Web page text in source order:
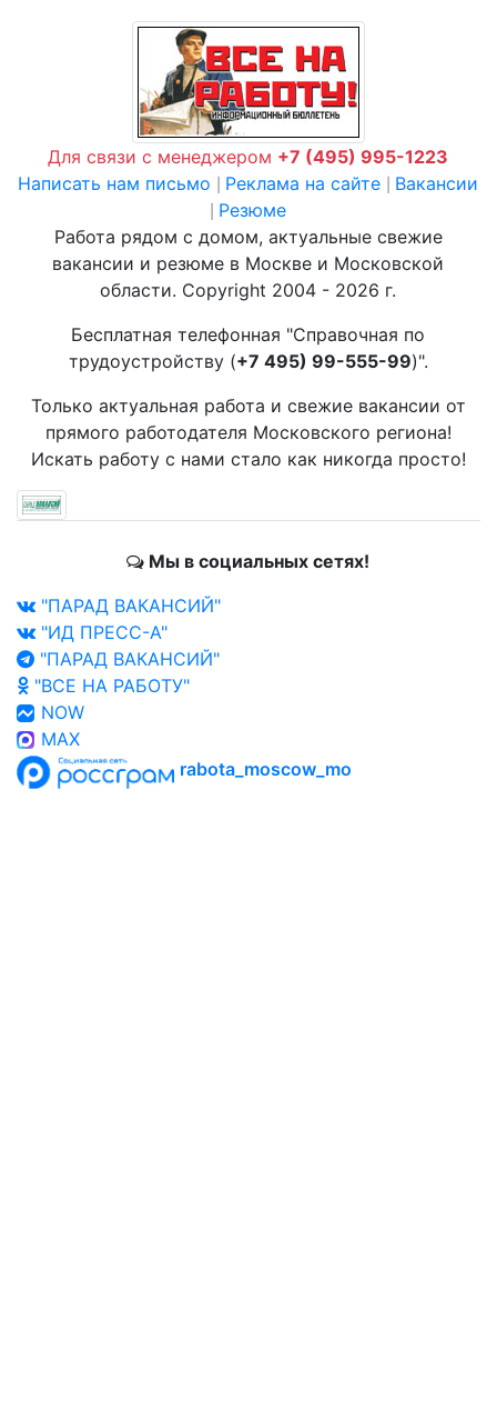
Для связи с менеджером +7 (495) 995-1223
Написать нам письмо
Реклама на сайте Вакансии
Резюме
Работа рядом с домом, актуальные свежие
вакансии и резюме в Москве и Московской
области. Copyright 2004 - 2026 г.
Бесплатная телефонная "Справочная по
трудоустройству (+7 495) 99-555-99)".
Только актуальная работа и свежие вакансии от
прямого работодателя Московского региона!
Искать работу с нами стало как никогда просто!
Мы в социальных сетях!
"ПАРАД ВАКАНСИЙ"
"ИД ПРЕСС-А"
"ПАРАД ВАКАНСИЙ"
"ВСЕ НА РАБОТУ"
NOW
MAX
rabota_moscow_mo